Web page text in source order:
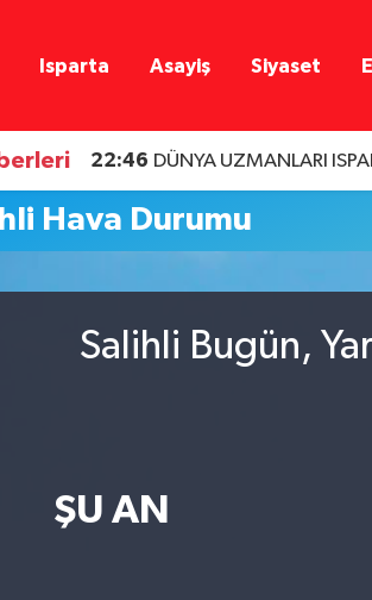
Isparta Asayiş Siyaset
22:46 DÜNYA UZMANLARI
Hava Durumu
Salihli Bugün,
ŞU AN
ve Fikstür